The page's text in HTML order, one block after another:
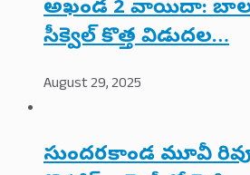
అఖండ 2 వాయిదా:
సీక్వెల్ కొత్త విడుదల…
August 29, 2025
సుందరకాండ మూవీ